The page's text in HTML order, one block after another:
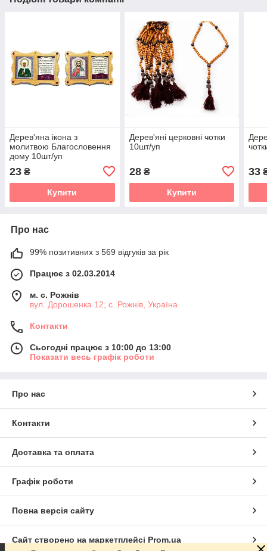
Дерев'яна ікона з
молитвою Благословення
дому 10шт/уп
23 ₴
Купити
Дерев'яні церковні чотки
10шт/уп
28₴
Купити
33
Про нас
99% позитивних з 569 відгуків за рік
Працює з 02.03.2014
м. с. Рожнів
вул. Дорошенка 12, с. Рожнів, Україна
Контакти
Сьогодні працює з 10:00 до 13:00
Показати весь графік роботи
Про нас
Контакти
Доставка та оплата
Графік роботи
Повна версія сайту
Сайт створено на маркетплейсі Prom.ua